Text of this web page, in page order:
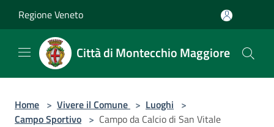
Regione Veneto
Città di Montecchio Maggiore
Home > Vivere il Comune > Luoghi >
Campo Sportivo > Campo da Calcio di San Vitale